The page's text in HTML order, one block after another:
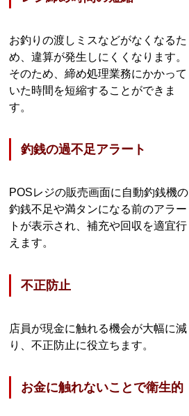
お釣りの渡しミスなどがなくなるた
め、違算が発生しにくくなります。
そのため、締め処理業務にかかって
いた時間を短縮することができま
す。
釣銭の過不足アラート
POSレジの販売画面に自動釣銭機の
釣銭不足や満タンになる前のアラー
トが表示され、補充や回収を適宜行
えます。
不正防止
店員が現金に触れる機会が大幅に減
り、不正防止に役立ちます。
お金に触れないことで衛生的